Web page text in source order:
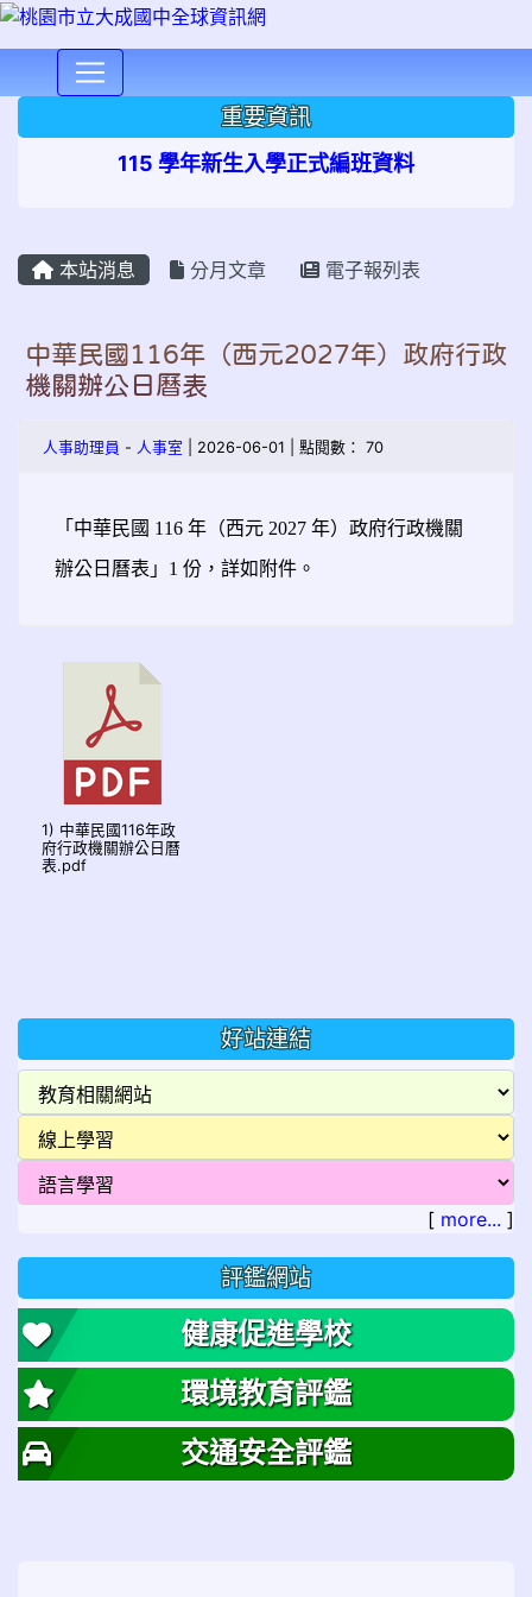
重要資訊
115 學年新生入學正式編班資料
本站消息 分月文章 電子報列表
中華民國116年（西元2027年）政府行政
機關辦公日曆表
人事助理員 - 人事室 | 2026-06-01 | 點閱數： 70
「中華民國 116 年（西元 2027 年）政府行政機關
辦公日曆表」1 份，詳如附件。
1) 中華民國116年政
府行政機關辦公日曆
表.pdf
好站連結
[ more... ]
評鑑網站
健康促進學校
環境教育評鑑
交通安全評鑑